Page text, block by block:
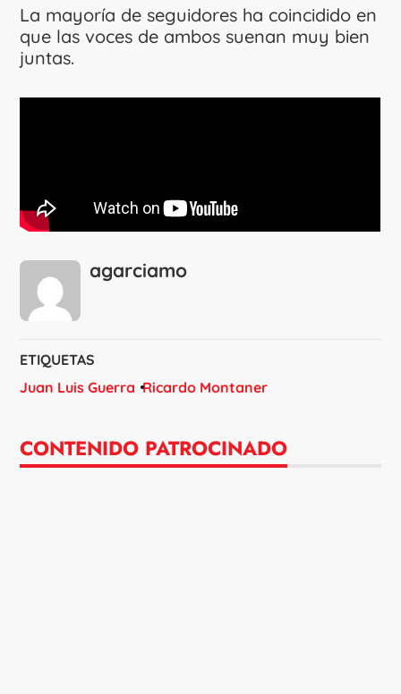
La mayoría de seguidores ha coincidido en
que las voces de ambos suenan muy bien
juntas.
agarciamo
ETIQUETAS
Juan Luis Guerra Ricardo Montaner
CONTENIDO PATROCINADO